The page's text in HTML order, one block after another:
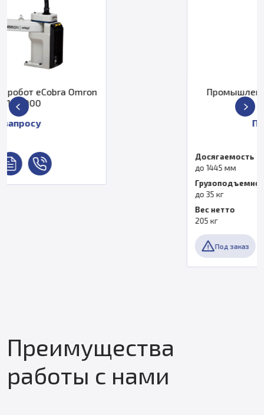
Промышленный робот Fanuc M-
Грузоподъемность
Преимущества
работы с нами